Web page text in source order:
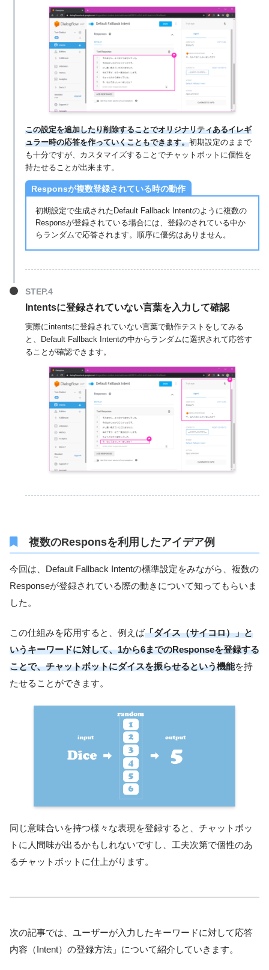
この設定を追加したり削除することでオリジナリティあるイレギ
ュラー時の応答を作っていくこともできます。初期設定のままで
も十分ですが、カスタマイズすることでチャットボットに個性を
持たせることが出来ます。
Responsが複数登録されている時の動作
初期設定で生成されたDefault Fallback Intentのように複数の
Responsが登録されている場合には、登録のされている中か
らランダムで応答されます。順序に優劣はありません。
Intentsに登録されていない言葉を入力して確認
実際にintentsに登録されていない言葉で動作テストをしてみる
と、Default Fallback Intentの中からランダムに選択されて応答す
ることが確認できます。
複数のResponsを利用したアイデア例
今回は、Default Fallback Intentの標準設定をみながら、複数の
Responseが登録されている際の動きについて知ってもらいま
した。
この仕組みを応用すると、例えば「ダイス（サイコロ）」と
いうキーワードに対して、1から6までのResponseを登録する
ことで、チャットボットにダイスを振らせるという機能を持
たせることができます。
同じ意味合いを持つ様々な表現を登録すると、チャットボッ
トに人間味が出るかもしれないですし、工夫次第で個性のあ
るチャットボットに仕上がります。
次の記事では、ユーザーが入力したキーワードに対して応答
内容（Intent）の登録方法」について紹介していきます。